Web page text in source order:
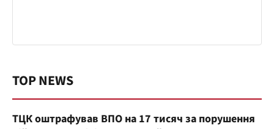
TOP NEWS
ТЦК оштрафував ВПО на 17 тисяч за порушення